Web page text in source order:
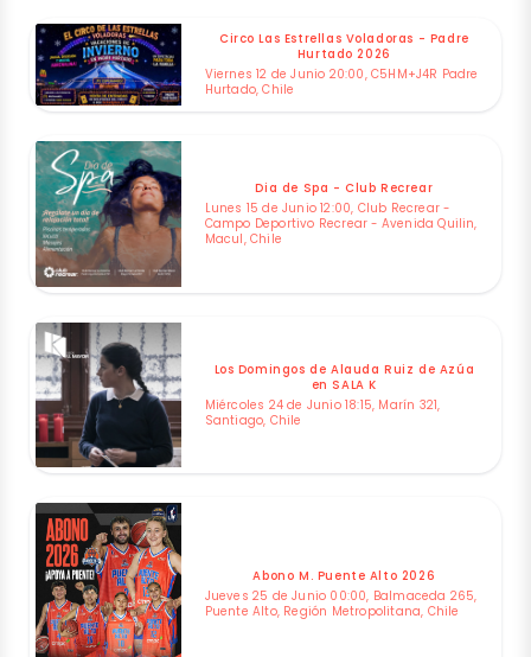
Circo Las Estrellas Voladoras - Padre
Hurtado 2026
Viernes 12 de Junio 20:00, C5HM+J4R Padre
Hurtado, Chile
Dia de Spa - Club Recrear
Lunes 15 de Junio 12:00, Club Recrear -
Campo Deportivo Recrear - Avenida Quilin,
Macul, Chile
Los Domingos de Alauda Ruiz de Azúa
en SALA K
Miércoles 24 de Junio 18:15, Marín 321,
Santiago, Chile
Abono M. Puente Alto 2026
Jueves 25 de Junio 00:00, Balmaceda 265,
Puente Alto, Región Metropolitana, Chile